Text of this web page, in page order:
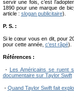
servir une fois, c’est
1890 pour une marque de
article : slogan publicitaire).
P. S. :
Si le cœur vous en dit, pour
pour cette année, c'est râpé).
Références :
- Les Américains se ruent
documentaire sur Taylor Swift
- Quand Taylor Swift fait